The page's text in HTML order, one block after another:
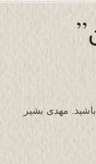
مهدی بشیر